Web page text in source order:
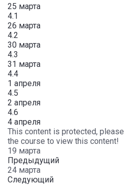
25 марта
4.1
26 марта
4.2
30 марта
4.3
31 марта
4.4
1 апреля
4.5
2 апреля
4.6
4 апреля
This content is protected, please
the course to view this content!
19 марта
Предыдущий
24 марта
Следующий